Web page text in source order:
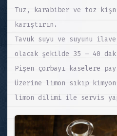
Tuz, karabiber ve toz
karıştırın.
Tavuk suyu ve suyunu
olacak şekilde 35 – 40
Pişen çorbayı kaselere
Üzerine limon sıkıp
limon dilimi ile servis